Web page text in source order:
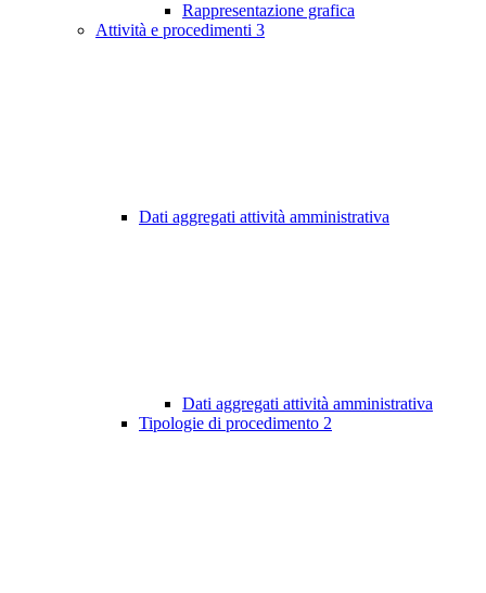
Rappresentazione grafica
Attività e procedimenti 3
Dati aggregati attività amministrativa
Dati aggregati attività amministrativa
Tipologie di procedimento 2